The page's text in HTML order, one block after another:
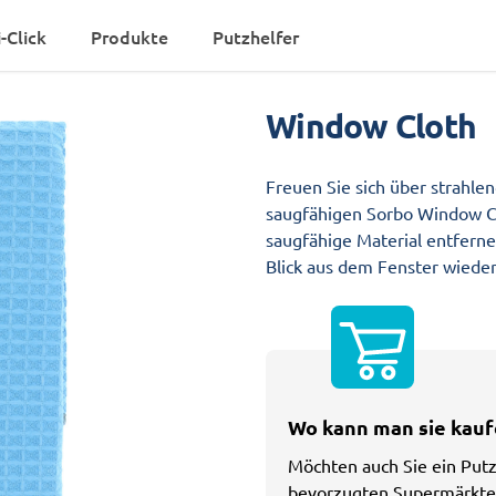
Click Produkte Putzhelfer
Window Cloth
Freuen Sie sich über
Freuen Sie sich über
saugfähigen Sorbo Window
saugfähige Material
Blick aus dem Fenster
Wo kann man sie
Möchten auch Sie ein
bevorzugten